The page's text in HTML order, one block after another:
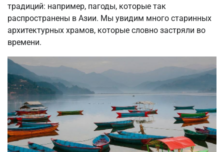
традиций: например, пагоды, которые так
распространены в Азии. Мы увидим много старинных
архитектурных храмов, которые словно застряли во
времени.